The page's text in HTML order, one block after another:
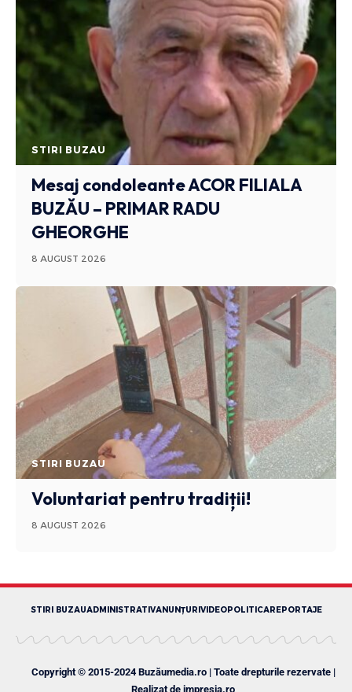
STIRI BUZAU
Mesaj condoleante ACOR FILIALA
BUZĂU – PRIMAR RADU
GHEORGHE
8 AUGUST 2026
STIRI BUZAU
Voluntariat pentru tradiții!
8 AUGUST 2026
STIRI BUZAUADMINISTRATIVANUNȚURI VIDEOPOLITICAREPORTAJE
Copyright © 2015-2024 Buzăumedia.ro | Toate drepturile rezervate |
Realizat de impresia.ro